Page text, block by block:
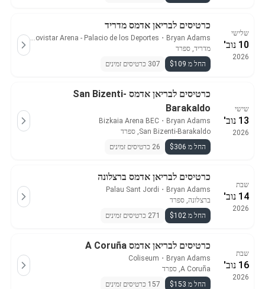
שלישי
10 נוב'
2026
כרטיסים לבריאן אדמס מדריד
Bryan Adams
・
Movistar Arena - Palacio de los Deportes
מדריד, ספרד
החל מ $109
307 כרטיסים זמינים
שישי
13 נוב'
2026
כרטיסים לבריאן אדמס San Bizenti-
Barakaldo
Bryan Adams
・
Bizkaia Arena BEC
San Bizenti-Barakaldo, ספרד
החל מ $306
26 כרטיסים זמינים
שבת
14 נוב'
2026
כרטיסים לבריאן אדמס ברצלונה
Bryan Adams
・
Palau Sant Jordi
ברצלונה, ספרד
החל מ $102
271 כרטיסים זמינים
שבת
16 נוב'
2026
כרטיסים לבריאן אדמס A Coruña
Bryan Adams
・
Coliseum
A Coruña, ספרד
החל מ $153
157 כרטיסים זמינים